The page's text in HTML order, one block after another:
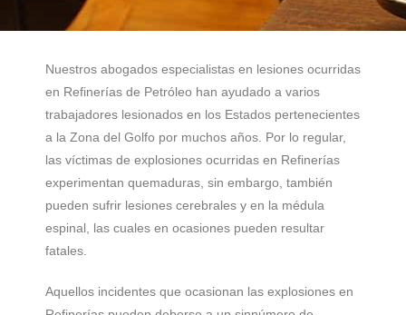
Nuestros abogados especialistas en lesiones ocurridas
en Refinerías de Petróleo han ayudado a varios
trabajadores lesionados en los Estados pertenecientes
a la Zona del Golfo por muchos años. Por lo regular,
las víctimas de explosiones ocurridas en Refinerías
experimentan quemaduras, sin embargo, también
pueden sufrir lesiones cerebrales y en la médula
espinal, las cuales en ocasiones pueden resultar
fatales.
Aquellos incidentes que ocasionan las explosiones en